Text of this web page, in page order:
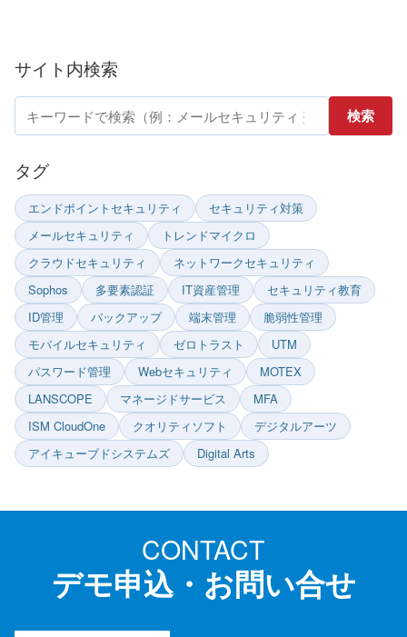
サイト内検索
サ
イ
ト
内
検
索
検索
タグ
エンドポイントセキュリティ
セキュリティ対策
メールセキュリティ
トレンドマイクロ
クラウドセキュリティ
ネットワークセキュリティ
Sophos
多要素認証 IT資産管理
セキュリティ教育
ID管理
バックアップ 端末管理
脆弱性管理
モバイルセキュリティ
ゼロトラスト
UTM
パスワード管理
Webセキュリティ
MOTEX
LANSCOPE
マネージドサービス
MFA
ISM CloudOne
クオリティソフト
デジタルアーツ
アイキューブドシステムズ
Digital Arts
CONTACT
デモ申込・お問い合せ